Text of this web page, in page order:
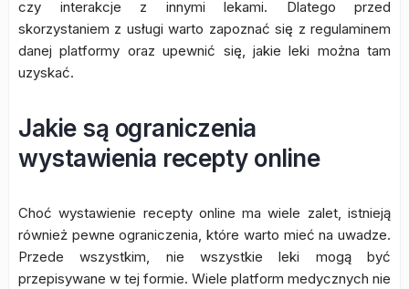
czy interakcje z innymi lekami. Dlatego przed
skorzystaniem z usługi warto zapoznać się z regulaminem
danej platformy oraz upewnić się, jakie leki można tam
uzyskać.
Jakie są ograniczenia
wystawienia recepty online
Choć wystawienie recepty online ma wiele zalet, istnieją
również pewne ograniczenia, które warto mieć na uwadze.
Przede wszystkim, nie wszystkie leki mogą być
przepisywane w tej formie. Wiele platform medycznych nie